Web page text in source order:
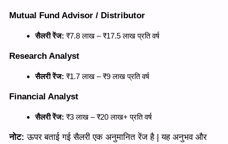
Mutual Fund Advisor / Distributor
सैलरी रेंज: ₹7.8 लाख – ₹17.5 लाख प्रति वर्ष
Research Analyst
सैलरी रेंज: ₹1.7 लाख – ₹9 लाख प्रति वर्ष
Financial Analyst
सैलरी रेंज: ₹3 लाख – ₹20 लाख+ प्रति वर्ष
नोट: ऊपर बताई गई सैलरी एक अनुमानित रेंज है | यह अनुभव और